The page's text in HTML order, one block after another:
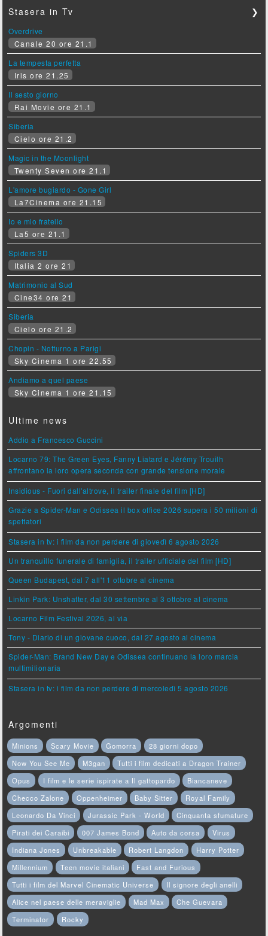
Stasera in Tv ❯
Overdrive
Canale 20 ore 21.1
La tempesta perfetta
Iris ore 21.25
Il sesto giorno
Rai Movie ore 21.1
Siberia
Cielo ore 21.2
Magic in the Moonlight
Twenty Seven ore 21.1
L'amore bugiardo - Gone Girl
La7Cinema ore 21.15
Io e mio fratello
La5 ore 21.1
Spiders 3D
Italia 2 ore 21
Matrimonio al Sud
Cine34 ore 21
Siberia
Cielo ore 21.2
Chopin - Notturno a Parigi
Sky Cinema 1 ore 22.55
Andiamo a quel paese
Sky Cinema 1 ore 21.15
Ultime news
Addio a Francesco Guccini
Locarno 79: The Green Eyes, Fanny Liatard e Jérémy Trouilh
affrontano la loro opera seconda con grande tensione morale
Insidious - Fuori dall'altrove, il trailer finale del film [HD]
Grazie a Spider-Man e Odissea il box office 2026 supera i 50 milioni di
spettatori
Stasera in tv: i film da non perdere di giovedì 6 agosto 2026
Un tranquillo funerale di famiglia, il trailer ufficiale del film [HD]
Queen Budapest, dal 7 all'11 ottobre al cinema
Linkin Park: Unshatter, dal 30 settembre al 3 ottobre al cinema
Locarno Film Festival 2026, al via
Tony - Diario di un giovane cuoco, dal 27 agosto al cinema
Spider-Man: Brand New Day e Odissea continuano la loro marcia
multimilionaria
Stasera in tv: i film da non perdere di mercoledì 5 agosto 2026
Argomenti
Minions Scary Movie Gomorra
28 giorni dopo
Now You See Me
M3gan
Tutti i film dedicati a Dragon Trainer
Opus
I film e le serie ispirate a Il gattopardo
Biancaneve
Checco Zalone
Oppenheimer Baby Sitter
Royal Family
Leonardo Da Vinci
Jurassic Park - World
Cinquanta sfumature
Pirati dei Caraibi
007 James Bond Auto da corsa
Virus
Indiana Jones
Unbreakable Robert Langdon
Harry Potter
Millennium
Teen movie italiani
Fast and Furious
Tutti i film del Marvel Cinematic Universe
Il signore degli anelli
Alice nel paese delle meraviglie
Mad Max
Che Guevara
Terminator
Rocky